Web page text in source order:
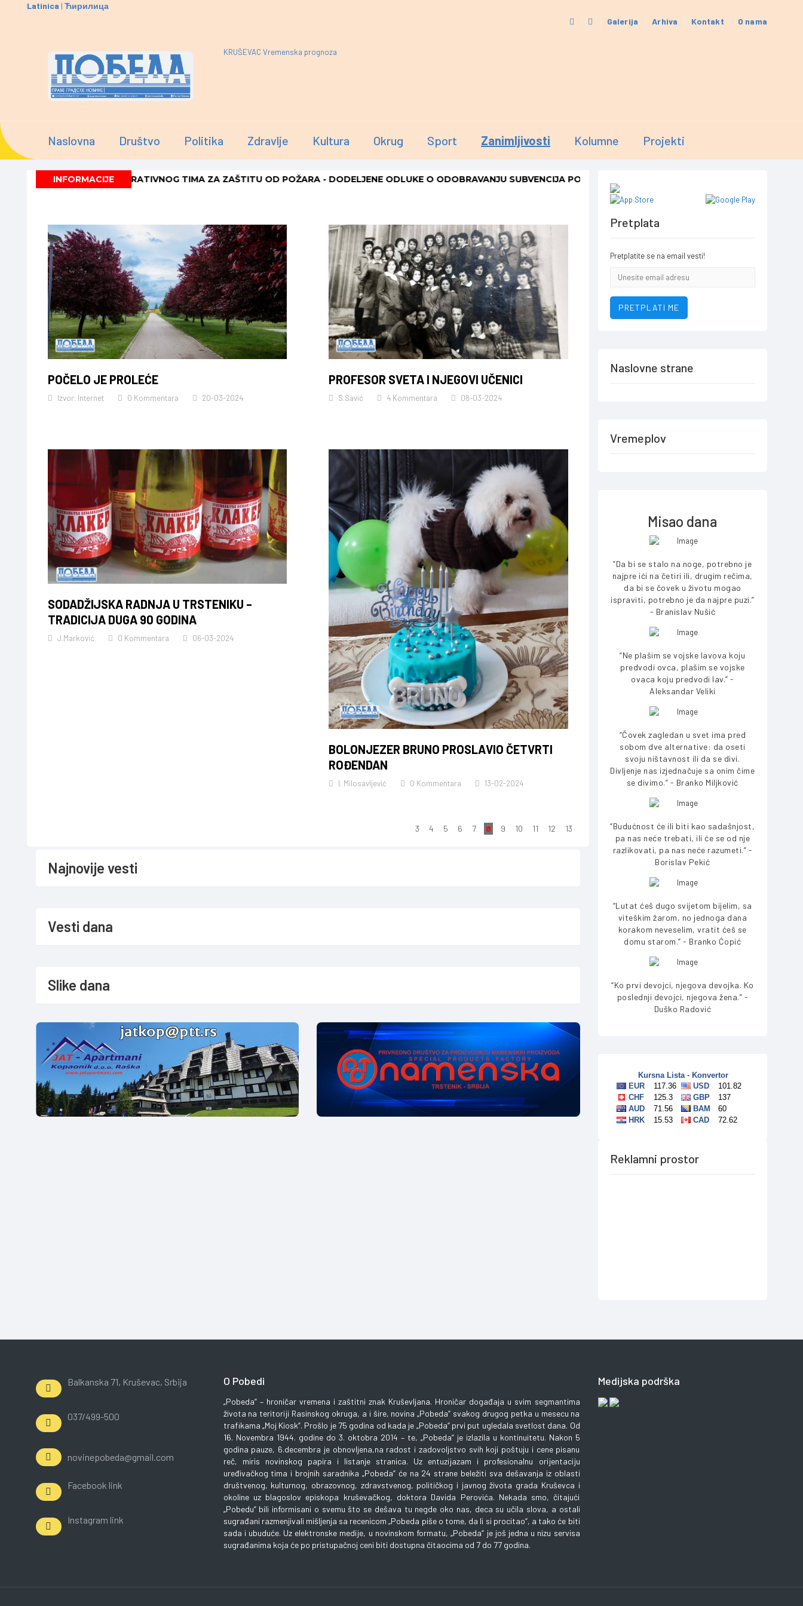
Latinica | Ћирилица
Galerija
Arhiva Kontakt O nama
KRUŠEVAC Vremenska prognoza
Naslovna Društvo Politika Zdravlje Kultura Okrug Sport Zanimljivosti Kolumne Projekti
STRUČNO-OPERATIVNOG TIMA ZA ZAŠTITU OD POŽARA-DODELJENE ODLUKE O ODOBRAVANJU SUBVENCIJA PO PROGRAMU SAMOZAPOŠLJAVANJE 2026.
INFORMACIJE
IZDVOJENO
POČELO JE PROLEĆE
Izvor: Internet 0 Kommentara 20-03-2024
SODADŽIJSKA RADNJA U TRSTENIKU –
TRADICIJA DUGA 90 GODINA
J.Marković 0 Kommentara 06-03-2024
PROFESOR SVETA I NJEGOVI UČENICI
S.Savić 4 Kommentara 08-03-2024
BOLONJEZER BRUNO PROSLAVIO ČETVRTI
ROĐENDAN
I. Milosavljević 0 Kommentara 13-02-2024
3 4 5 6 7 8 9 10 11 12 13
Najnovije vesti
Vesti dana
Slike dana
Pretplata
Pretplatite se na email vesti!
addresa
PRETPLATI ME
Naslovne strane
Vremeplov
Misao dana
“Da bi se stalo na noge, potrebno je
najpre ići na četiri ili, drugim rečima,
da bi se čovek u životu mogao
ispraviti, potrebno je da najpre puzi.”
- Branislav Nušić
“Ne plašim se vojske lavova koju
predvodi ovca, plašim se vojske
ovaca koju predvodi lav.” -
Aleksandar Veliki
“Čovek zagledan u svet ima pred
sobom dve alternative: da oseti
svoju ništavnost ili da se divi.
Divljenje nas izjednačuje sa onim čime
se divimo.” - Branko Miljković
“Budućnost će ili biti kao sadašnjost,
pa nas neće trebati, ili će se od nje
razlikovati, pa nas neće razumeti.” -
Borislav Pekić
“Lutat ćeš dugo svijetom bijelim, sa
viteškim žarom, no jednoga dana
korakom neveselim, vratit ćeš se
domu starom.” - Branko Ćopić
“Ko prvi devojci, njegova devojka. Ko
poslednji devojci, njegova žena.” -
Duško Radović
Reklamni prostor
Balkanska 71, Kruševac, Srbija
037/499-500
novinepobeda@gmail.com
Facebook link
Instagram link
O Pobedi
„Pobeda“ – hroničar vremena i zaštitni znak Kruševljana. Hroničar događaja u svim segmantima
života na teritoriji Rasinskog okruga, a i šire, novina „Pobeda“ svakog drugog petka u mesecu na
trafikama „Moj Kiosk“. Prošlo je 75 godina od kada je „Pobeda“ prvi put ugledala svetlost dana. Od
16. Novembra 1944. godine do 3. oktobra 2014 – te, „Pobeda“ je izlazila u kontinuitetu. Nakon 5
godina pauze, 6.decembra je obnovljena,na radost i zadovoljstvo svih koji poštuju i cene pisanu
reč, miris novinskog papira i listanje stranica. Uz entuzijazam i profesionalnu orijentaciju
uređivačkog tima i brojnih saradnika „Pobeda“ će na 24 strane beležiti sva dešavanja iz oblasti
društvenog, kulturnog, obrazovnog, zdravstvenog, političkog i javnog života grada Kruševca i
okoline uz blagoslov episkopa kruševačkog, doktora Davida Perovića. Nekada smo, čitajući
„Pobedu“ bili informisani o svemu što se dešava tu negde oko nas, deca su učila slova, a ostali
sugrađani razmenjivali mišljenja sa recenicom „Pobeda piše o tome, da li si procitao“, a tako će biti
sada i ubuduće. Uz elektronske medije, u novinskom formatu, „Pobeda“ je još jedna u nizu servisa
sugrađanima koja će po pristupačnoj ceni biti dostupna čitaocima od 7 do 77 godina.
Medijska podrška